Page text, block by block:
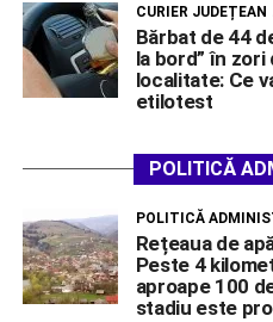
CURIER JUDEȚEAN
Bărbat de 44
la bord” în zori
localitate: Ce
etilotest
POLITICĂ
POLITICĂ
Rețeaua de
Peste 4
aproape 100
stadiu este